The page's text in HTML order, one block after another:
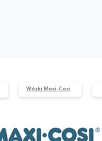
Wózki Maxi-Cosi